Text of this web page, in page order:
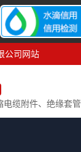
公司网站
电缆附件、绝缘套管